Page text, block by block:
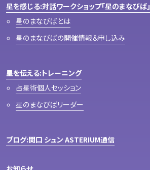
星を感じる:対話ワークショップ「星のまなびば」
星のまなびばとは
星のまなびばの開催情報＆申し込み
星を伝える:トレーニング
占星術個人セッション
星のまなびばリーダー
ブログ:関口 シュン ASTERIUM通信